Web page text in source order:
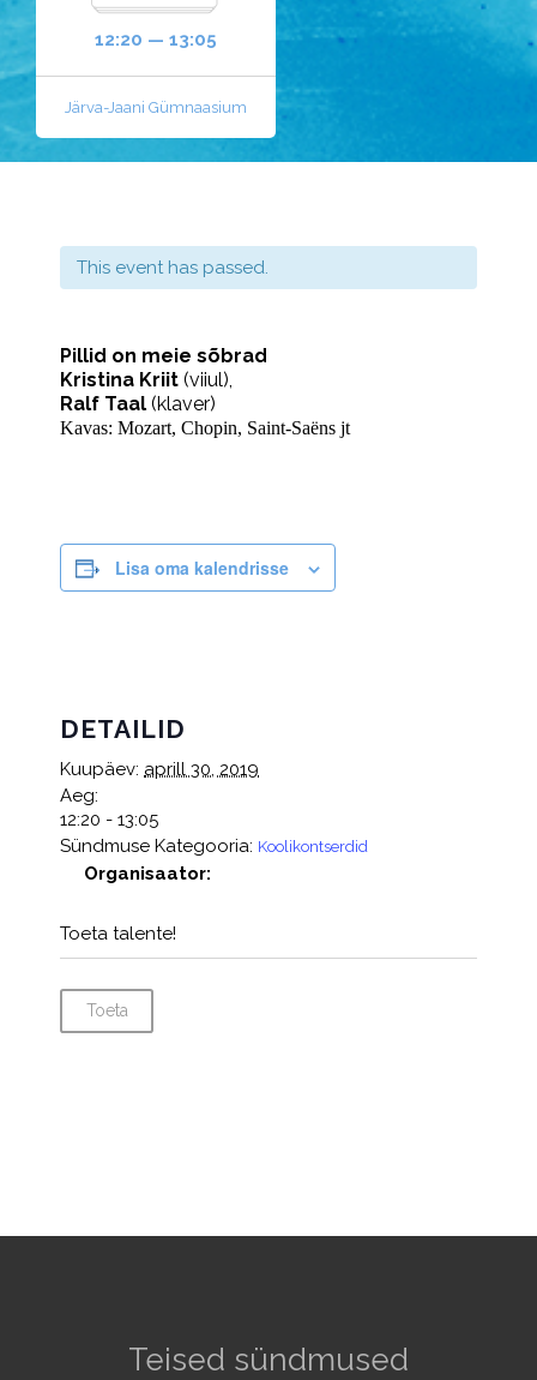
12:20 — 13:05
Järva-Jaani Gümnaasium
This event has passed.
Pillid on meie sõbrad
Kristina Kriit (viiul),
Ralf Taal (klaver)
Kavas: Mozart, Chopin, Saint-Saëns jt
Lisa oma kalendrisse
DETAILID
Kuupäev: aprill 30, 2019
Aeg:
12:20 - 13:05
Sündmuse Kategooria: Koolikontserdid
Organisaator:
Toeta talente!
Toeta
Teised sündmused